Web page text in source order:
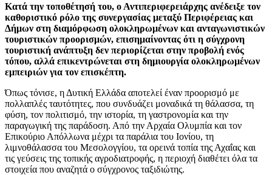
Κατά την τοποθέτησή του, ο Αντιπεριφερειάρχης ανέδειξε τον
καθοριστικό ρόλο της συνεργασίας μεταξύ Περιφέρειας και
Δήμων στη διαμόρφωση ολοκληρωμένων και ανταγωνιστικών
τουριστικών προορισμών, επισημαίνοντας ότι η σύγχρονη
τουριστική ανάπτυξη δεν περιορίζεται στην προβολή ενός
τόπου, αλλά επικεντρώνεται στη δημιουργία ολοκληρωμένων
εμπειριών για τον επισκέπτη.
Όπως τόνισε, η Δυτική Ελλάδα αποτελεί έναν προορισμό με
πολλαπλές ταυτότητες, που συνδυάζει μοναδικά τη θάλασσα, τη
φύση, τον πολιτισμό, την ιστορία, τη γαστρονομία και την
παραγωγική της παράδοση. Από την Αρχαία Ολυμπία και τον
Επικούριο Απόλλωνα μέχρι τα παράλια του Ιονίου, τη
λιμνοθάλασσα του Μεσολογγίου, τα ορεινά τοπία της Αχαΐας και
τις γεύσεις της τοπικής αγροδιατροφής, η περιοχή διαθέτει όλα τα
στοιχεία που αναζητά ο σύγχρονος ταξιδιώτης.